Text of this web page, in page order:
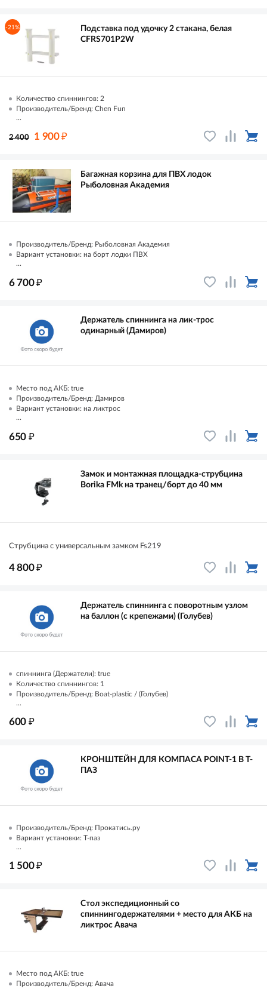
-21%
Подставка под удочку 2 стакана, белая
CFRS701P2W
Количество спиннингов: 2
Производитель/Бренд: Chen Fun
...
2 400 1 900₽
Багажная корзина для ПВХ лодок
Рыболовная Академия
Производитель/Бренд: Рыболовная Академия
Вариант установки: на борт лодки ПВХ
...
6 700₽
Держатель спиннинга на лик-трос
одинарный (Дамиров)
Место под АКБ: true
Производитель/Бренд: Дамиров
Вариант установки: на ликтрос
...
650 ₽
Замок и монтажная площадка-струбцина
Borika FMk на транец/борт до 40 мм
Струбцина с универсальным замком Fs219
4 800₽
Держатель спиннинга с поворотным узлом
на баллон (с крепежами) (Голубев)
спиннинга (Держатели): true
Количество спиннингов: 1
Производитель/Бренд: Boat-plastic / (Голубев)
...
600 ₽
КРОНШТЕЙН ДЛЯ КОМПАСА POINT-1 В Т-
ПАЗ
Производитель/Бренд: Прокатись.ру
Вариант установки: Т-паз
...
1 500₽
Стол экспедиционный со
спиннингодержателями + место для АКБ на
ликтрос Авача
Место под АКБ: true
Производитель/Бренд: Авача